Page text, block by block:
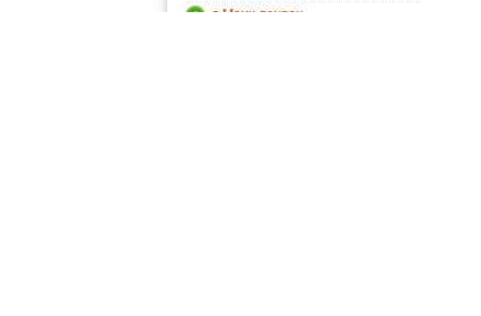
в Моих лентах